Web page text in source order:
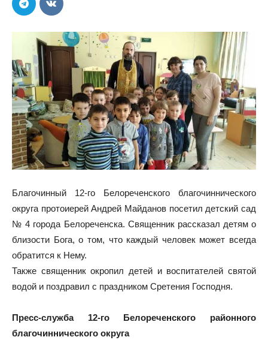
Благочинный 12-го Белореченского благочиннического
округа протоиерей Андрей Майданов посетил детский сад
№ 4 города Белореченска. Священник рассказал детям о
близости Бога, о том, что каждый человек может всегда
обратится к Нему.
Также священник окропил детей и воспитателей святой
водой и поздравил с праздником Сретения Господня.
Пресс-служба 12-го Белореченского районного
благочиннического округа